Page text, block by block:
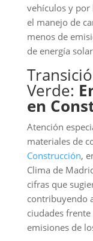
vehículos y por
el manejo de
menos de
de energía
Verde:
en
Atención
materiales de
Construcción,
Clima de
cifras que
contribuyendo
ciudades
emisiones de